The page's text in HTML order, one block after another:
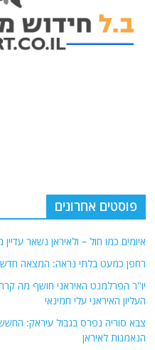
פוסטים אחרונים
איומים כמו חול – ולאיראן נשאר
רחפן כמעט בלתי נראה: המצאה
יו"ר הפרלמנט האיראני חושף מה
העליון האיראני עלי חמינאי
צבא סוריה נפרס בגבול עיראק:
הנאמנות לאיראן